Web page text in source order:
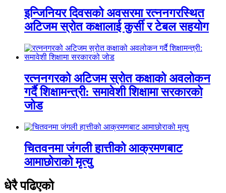
इन्जिनियर दिवसको अवसरमा रत्ननगरस्थित
अटिजम स्रोत कक्षालाई कुर्सी र टेबल सहयोग
रत्ननगरको अटिजम स्रोत कक्षाको अवलोकन
गर्दै शिक्षामन्त्री: समावेशी शिक्षामा सरकारको
जोड
चितवनमा जंगली हात्तीको आक्रमणबाट
आमाछोराको मृत्यु
धेरै पढिएको